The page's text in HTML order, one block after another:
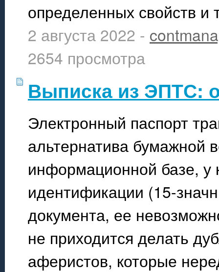
определенных свойств и
2 августа 2022 -
2654 просмотра
Выписка из ЭПТС:
Электронный паспорт
альтернатива бумажной
информационной базе, у
идентификации (15-
документа, ее
не приходится делать
аферистов, которые